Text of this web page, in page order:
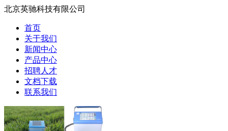
北京英驰科技有限公司
首页
关于我们
新闻中心
产品中心
招聘人才
文档下载
联系我们